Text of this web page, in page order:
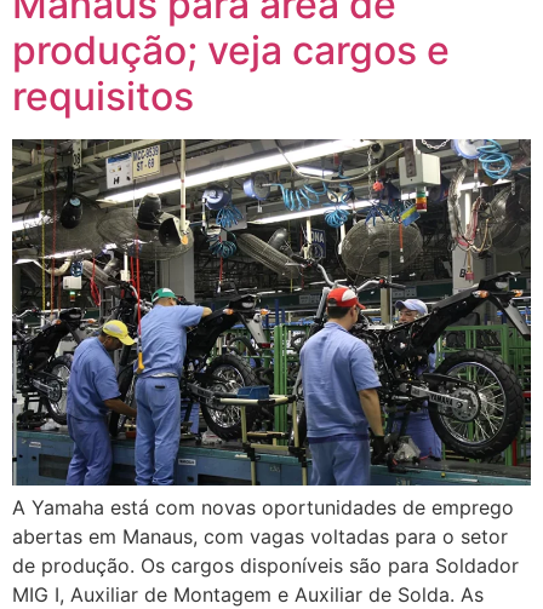
produção; veja cargos e
requisitos
A Yamaha está com novas oportunidades de emprego
abertas em Manaus, com vagas voltadas para o setor
de produção. Os cargos disponíveis são para Soldador
MIG I, Auxiliar de Montagem e Auxiliar de Solda. As